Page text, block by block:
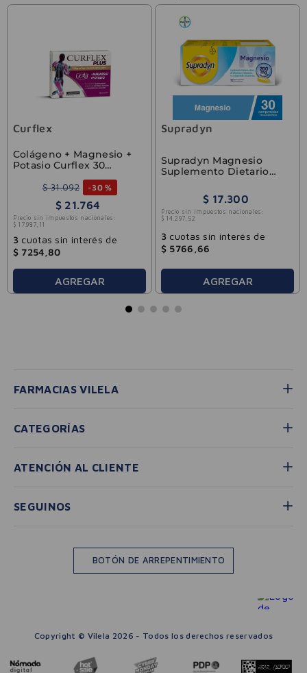
Curflex
Colágeno + Magnesio +
Potasio Curflex 30
$ 31.092 -30 %
$ 21.764
Precio sin impuestos nacionales:
$ 17.987 11
3cuotas sin interés de
$ 7254 80
AGREGAR
Supradyn
Supradyn Magnesio
Suplemento Dietario
Magnesio x30 Comp.
$ 17.300
Precio sin impuestos nacionales:
$ 14. 297 52
3cuotas sin interés de
$ 5766,66
AGREGAR
FARMACIAS VILELA
CATEGORÍAS
ATENCIÓN AL CLIENTE
SEGUINOS
BOTÓN DE ARREPENTIMIENTO
Copyright © Vilela 2026 - Todos los derechos reservados